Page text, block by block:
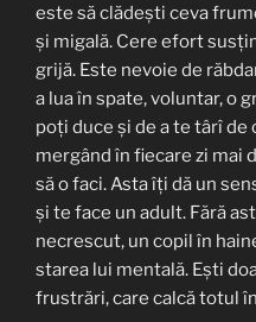
este să clădești ceva
și migală. Cere efort
grijă. Este nevoie de
a lua în spate, voluntar, o
poți duce și de a te târî de
mergând în fiecare zi mai
să o faci. Asta îți dă un
și te face un adult. Fără
necrescut, un copil în
starea lui mentală. Ești
frustrări, care calcă totul